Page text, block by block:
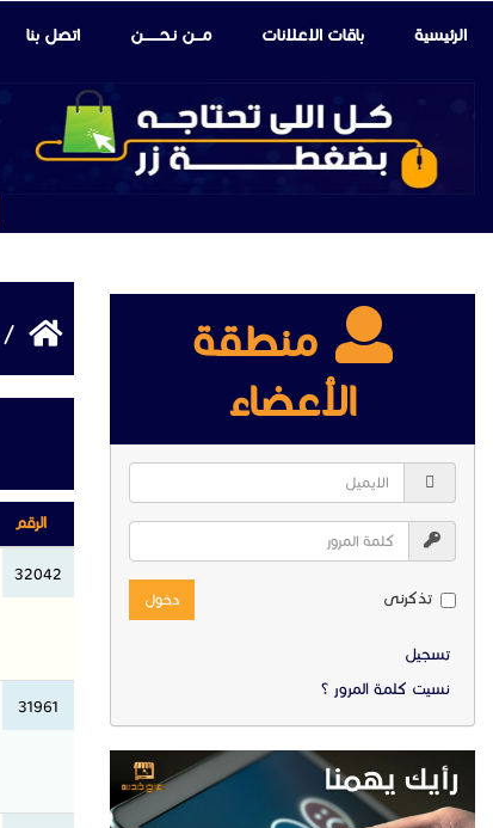
الرئيسية باقات الإعلانات مـــن نـحـــــــن اتصل بنا
منطقة
الأعضاء
تذكرنى دخول
تسجيل
نسيت كلمة المرور ؟
/
الرقم
32042
31961